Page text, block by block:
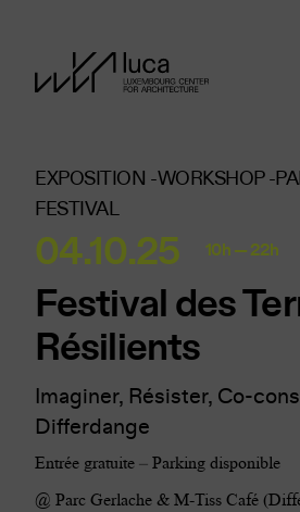
EXPOSITION -WORKSHOP -
FESTIVAL
04.10.25 10h — 22h
Festival des
Résilients
Imaginer, Résister, Co-
Differdange
Entrée gratuite – Parking disponible
@ Parc Gerlache & M-Tiss Café